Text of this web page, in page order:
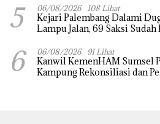
Praperadilan
5 06/08/2026 108 Lihat
Kejari Palembang Dalami
Lampu Jalan, 69 Saksi
6 06/08/2026 91 Lihat
Kanwil KemenHAM Sumsel
Kampung Rekonsiliasi dan